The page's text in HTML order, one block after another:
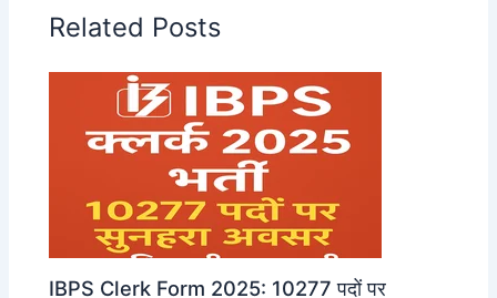
Related Posts
IBPS Clerk Form 2025: 10277 पदों पर